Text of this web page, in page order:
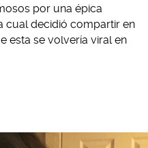
por una épica
cual decidió compartir en
esta se volvería viral en